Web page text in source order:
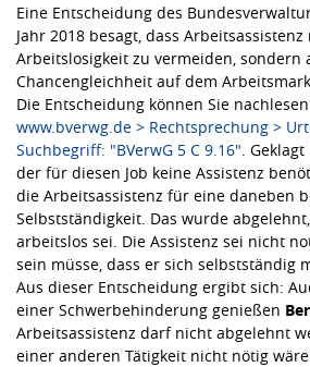
Eine Entscheidung des
Jahr 2018 besagt, dass
Arbeitslosigkeit zu vermeiden, sondern
Chancengleichheit auf dem
Die Entscheidung können Sie
www.bverwg.de > Rechtsprechung >
Suchbegriff: "BVerwG 5 C 9.16" .
der für diesen Job keine Assistenz
die Arbeitsassistenz für eine daneben
Selbstständigkeit. Das wurde
arbeitslos sei. Die Assistenz sei nicht
sein müsse, dass er sich selbstständig
Aus dieser Entscheidung ergibt sich:
einer Schwerbehinderung genießen
Arbeitsassistenz darf nicht abgelehnt
einer anderen Tätigkeit nicht nötig wäre.